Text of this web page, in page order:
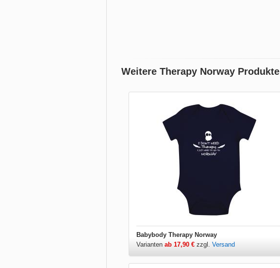
Weitere Therapy Norway Produkte
Babybody Therapy Norway
Varianten ab 17,90 € zzgl. Versand